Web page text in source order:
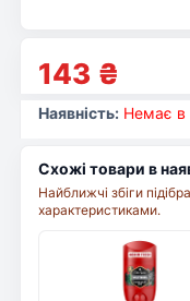
143 ₴
Наявність: Немає в
Схожі товари в
Найближчі збіги
характеристиками.